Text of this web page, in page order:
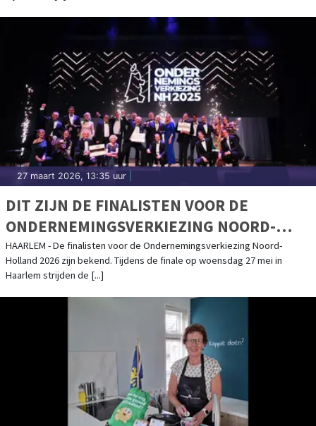
27 maart 2026, 13:35 uur
DIT ZIJN DE FINALISTEN VOOR DE
ONDERNEMINGSVERKIEZING NOORD-
HOLLAND 2026
HAARLEM - De finalisten voor de Ondernemingsverkiezing Noord-
Holland 2026 zijn bekend. Tijdens de finale op woensdag 27 mei in
Haarlem strijden de [...]